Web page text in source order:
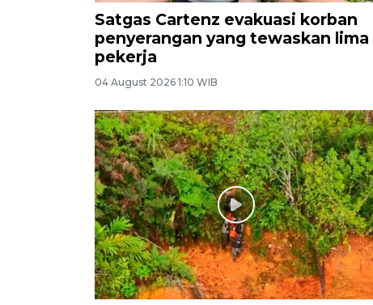
Satgas Cartenz evakuasi korban
penyerangan yang tewaskan lima
pekerja
04 August 2026 1:10 WIB